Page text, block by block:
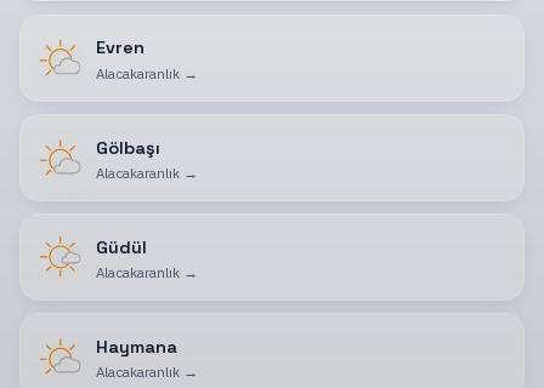
Evren
Alacakaranlık→
Gölbaşı
Alacakaranlık→
Güdül
Alacakaranlık→
Haymana
Alacakaranlık→